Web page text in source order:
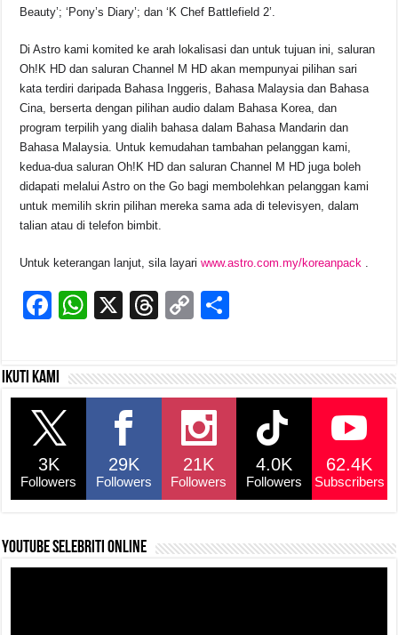
Beauty’; ‘Pony’s Diary’; dan ‘K Chef Battlefield 2’.
Di Astro kami komited ke arah lokalisasi dan untuk tujuan ini, saluran
Oh!K HD dan saluran Channel M HD akan mempunyai pilihan sari
kata terdiri daripada Bahasa Inggeris, Bahasa Malaysia dan Bahasa
Cina, berserta dengan pilihan audio dalam Bahasa Korea, dan
program terpilih yang dialih bahasa dalam Bahasa Mandarin dan
Bahasa Malaysia. Untuk kemudahan tambahan pelanggan kami,
kedua-dua saluran Oh!K HD dan saluran Channel M HD juga boleh
didapati melalui Astro on the Go bagi membolehkan pelanggan kami
untuk memilih skrin pilihan mereka sama ada di televisyen, dalam
talian atau di telefon bimbit.
Untuk keterangan lanjut, sila layariwww.astro.com.my/koreanpack
F
c
e
b
o
o
k
W
s
p
X
T
a
C
y
Li
n
k
e
Ikuti kami
3K
Followers
29K
Followers
21K
Followers
4.0K
Followers
62.4K
Subscribers
YouTube selebriti online